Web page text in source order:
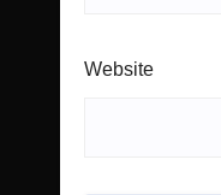
Website